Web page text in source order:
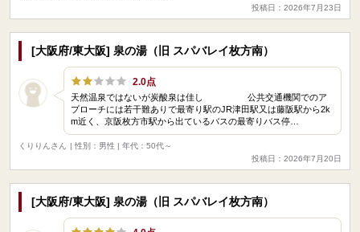
投稿日：2026年7月23日
[大阪府/東大阪] 泉の湯（旧 スパバレイ枚方南）
2.0点
天然温泉ではないが炭酸泉は佳し 公共交通機関でのア
プローチには若干難ありで最寄り駅のJR津田駅又は藤阪駅から2k
m近く、京阪枚方市駅から出ているバスの最寄りバス停…
くりりんさん
| 性別：男性 | 年代：50代～
投稿日：2026年7月20日
[大阪府/東大阪] 泉の湯（旧 スパバレイ枚方南）